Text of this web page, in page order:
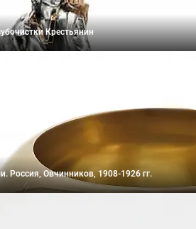
Крестьянин
Россия, Овчинников, 1908-1926 гг.